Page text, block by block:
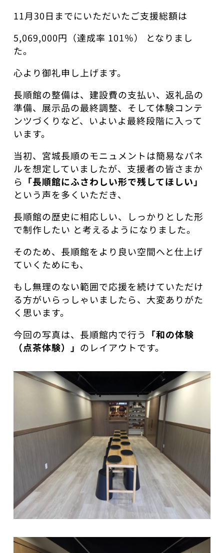
11月30日までにいただいたご支援総額は
5,069,000円（達成率 101％） となりまし
た。
心より御礼申し上げます。
長順館の整備は、建設費の支払い、返礼品の
準備、展示品の最終調整、そして体験コンテ
ンツづくりなど、いよいよ最終段階に入って
います。
当初、宮城長順のモニュメントは簡易なパネ
ルを想定していましたが、支援者の皆さまか
ら 「長順館にふさわしい形で残してほしい」
という声を多くいただき、
長順館の歴史に相応しい、しっかりとした形
で制作したい と考えるようになりました。
そのため、長順館をより良い空間へと仕上げ
ていくためにも、
もし無理のない範囲で応援を続けていただけ
る方がいらっしゃいましたら、大変ありがた
く思います。
今回の写真は、長順館内で行う 「和の体験
（点茶体験）」 のレイアウトです。